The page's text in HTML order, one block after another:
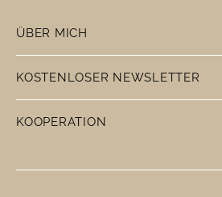
ÜBER MICH
KOSTENLOSER NEWSLETTER
KOOPERATION